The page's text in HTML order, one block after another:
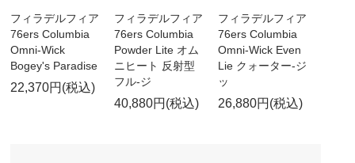
フィラデルフィア
76ers Columbia
Omni-Wick
Bogey's Paradise
22,370円(税込)
フィラデルフィア
76ers Columbia
Powder Lite オム
ニヒート 反射型
フル-ジ
40,880円(税込)
フィラデルフィア
76ers Columbia
Omni-Wick Even
Lie クォーター-ジ
ッ
26,880円(税込)